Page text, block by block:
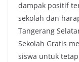
dampak positif
sekolah dan
Tangerang
Sekolah Gratis
siswa untuk